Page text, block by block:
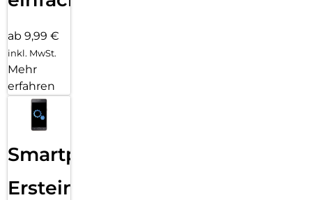
ab 9,99 €
inkl. MwSt.
Mehr
erfahren
Smartphone
Ersteinrichtung